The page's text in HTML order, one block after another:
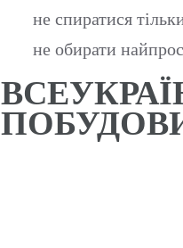
не спиратися
не обирати